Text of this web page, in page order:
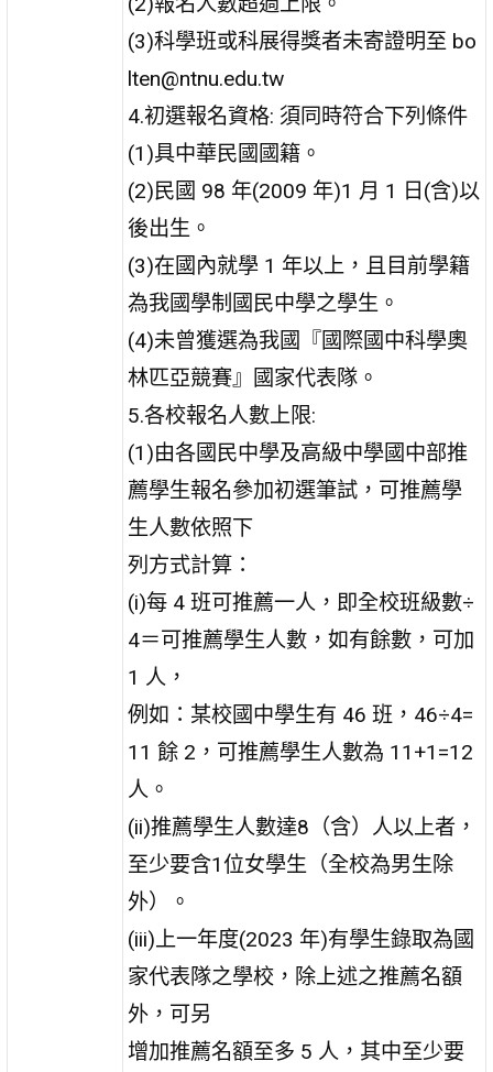
(3)科學班或科展得獎者未寄證明至 bo
lten@ntnu.edu.tw
4.初選報名資格: 須同時符合下列條件
(1)具中華民國國籍。
(2)民國 98 年(2009 年)1 月 1 日(含)以
後出生。
(3)在國內就學 1 年以上，且目前學籍
為我國學制國民中學之學生。
(4)未曾獲選為我國『國際國中科學奧
林匹亞競賽』國家代表隊。
5.各校報名人數上限:
(1)由各國民中學及高級中學國中部推
薦學生報名參加初選筆試，可推薦學
生人數依照下
列方式計算：
(i)每 4 班可推薦一人，即全校班級數÷
4＝可推薦學生人數，如有餘數，可加
1 人，
例如：某校國中學生有 46 班，46÷4=
11 餘 2，可推薦學生人數為 11+1=12
人。
(ii)推薦學生人數達8（含）人以上者，
至少要含1位女學生（全校為男生除
外）。
(iii)上一年度(2023 年)有學生錄取為國
家代表隊之學校，除上述之推薦名額
外，可另
增加推薦名額至多 5 人，其中至少要